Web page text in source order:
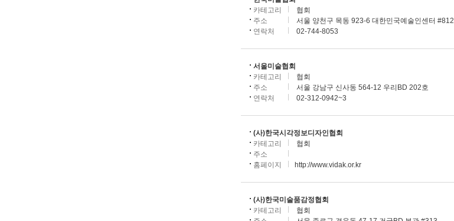
카테고리
협회
주소
서울 양천구 목동 923-6 대한민국예술인센터 #812
연락처
02-744-8053
서울미술협회
카테고리
협회
주소
서울 강남구 신사동 564-12 우리BD 202호
연락처
02-312-0942~3
(사)한국시각정보디자인협회
카테고리
협회
주소
홈페이지
http://www.vidak.or.kr
(사)한국미술품감정협회
카테고리
협회